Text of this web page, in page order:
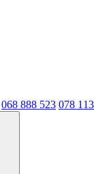
068 888 523 078